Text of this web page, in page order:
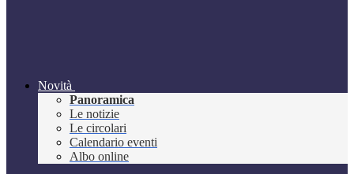
Novità
Panoramica
Le notizie
Le circolari
Calendario eventi
Albo online